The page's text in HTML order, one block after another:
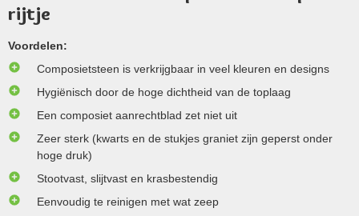
rijtje
Voordelen:
Composietsteen is verkrijgbaar in veel kleuren en designs
Hygiënisch door de hoge dichtheid van de toplaag
Een composiet aanrechtblad zet niet uit
Zeer sterk (kwarts en de stukjes graniet zijn geperst onder
hoge druk)
Stootvast, slijtvast en krasbestendig
Eenvoudig te reinigen met wat zeep